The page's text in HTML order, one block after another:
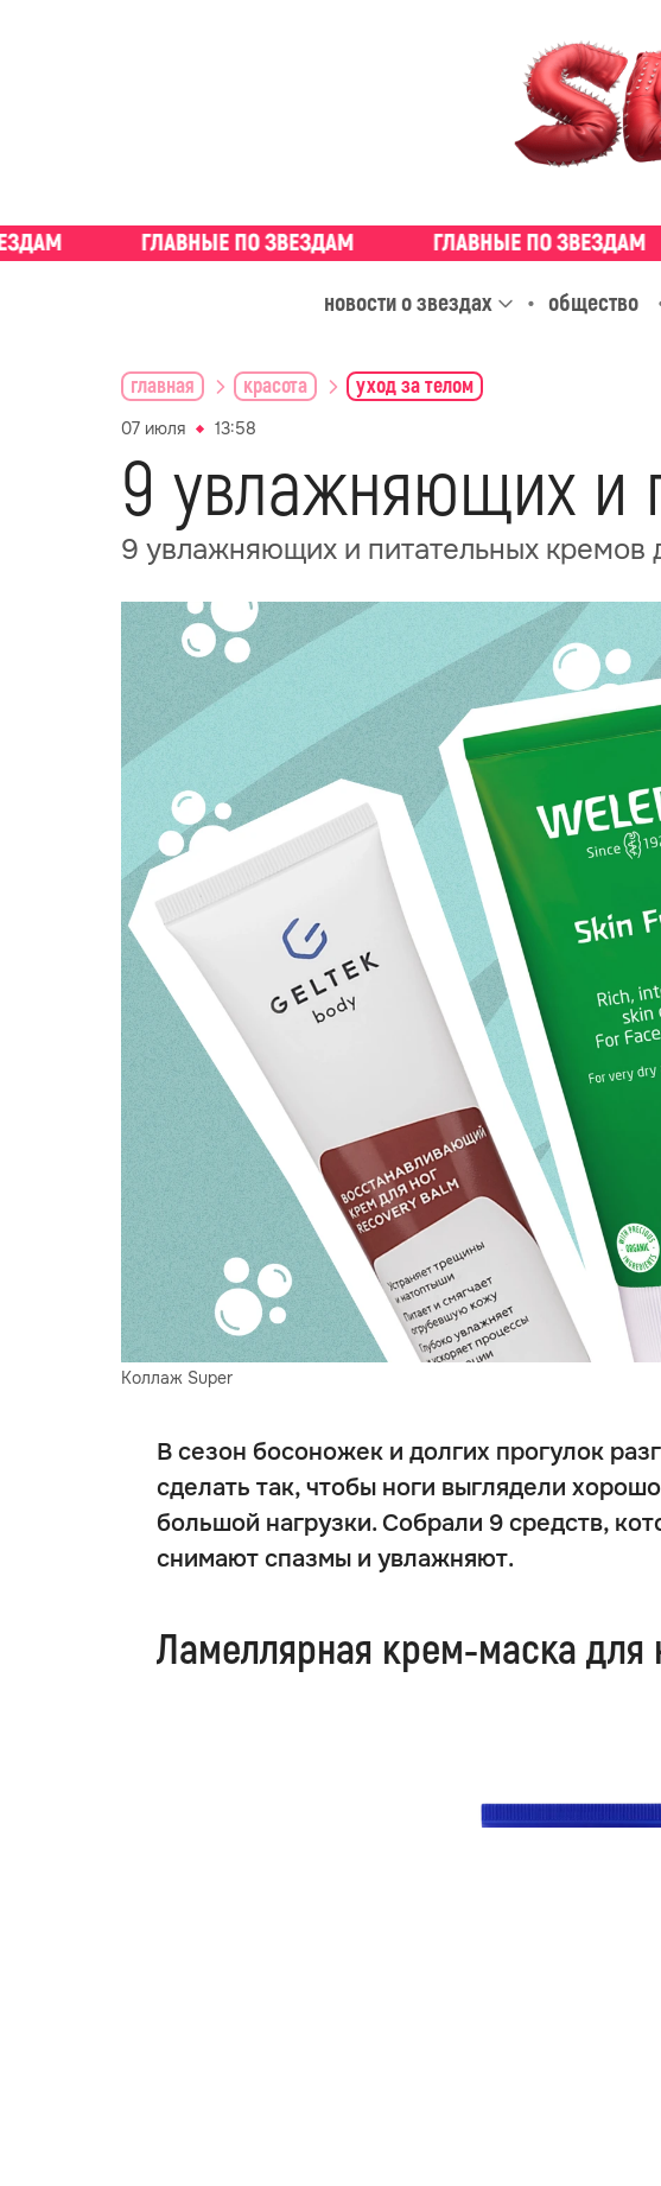
новости о звездах общество
главная красота уход за телом
07 июля 13:58
9 увлажняющих и
9 увлажняющих и питательных кремов
Коллаж Super
В сезон босоножек и долгих прогулок
сделать так, чтобы ноги выглядели
большой нагрузки. Собрали 9 средств,
снимают спазмы и увлажняют.
Ламеллярная крем‑маска для